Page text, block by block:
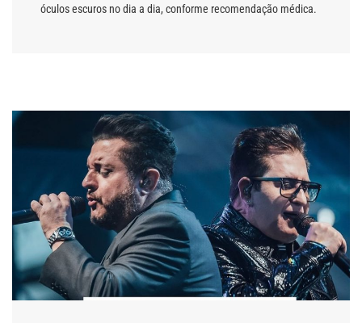
óculos escuros no dia a dia, conforme recomendação médica.